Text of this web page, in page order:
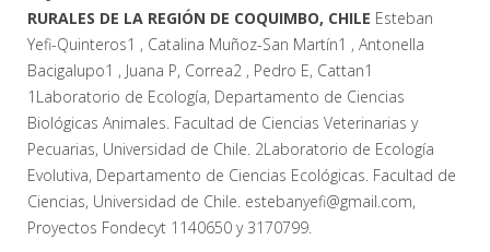
RURALES DE LA REGIÓN DE COQUIMBO, CHILE Esteban
Yefi-Quinteros1 , Catalina Muñoz-San Martín1 , Antonella
Bacigalupo1 , Juana P, Correa2 , Pedro E, Cattan1
1Laboratorio de Ecología, Departamento de Ciencias
Biológicas Animales. Facultad de Ciencias Veterinarias y
Pecuarias, Universidad de Chile. 2Laboratorio de Ecología
Evolutiva, Departamento de Ciencias Ecológicas. Facultad de
Ciencias, Universidad de Chile. estebanyefi@gmail.com,
Proyectos Fondecyt 1140650 y 3170799.